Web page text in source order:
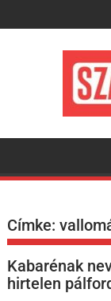
to
Címke:
Kabarénak
hirtelen